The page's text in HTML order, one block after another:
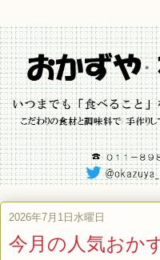
2026年7月1日水曜日
今月の人気おか